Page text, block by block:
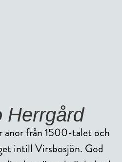
Herrgård
anor från 1500-talet och
intill Virsbosjön. God